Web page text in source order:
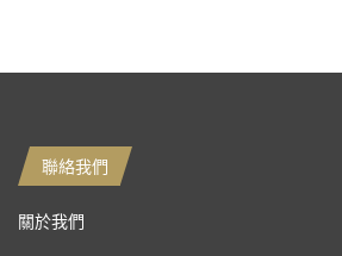
聯絡我們
關於我們